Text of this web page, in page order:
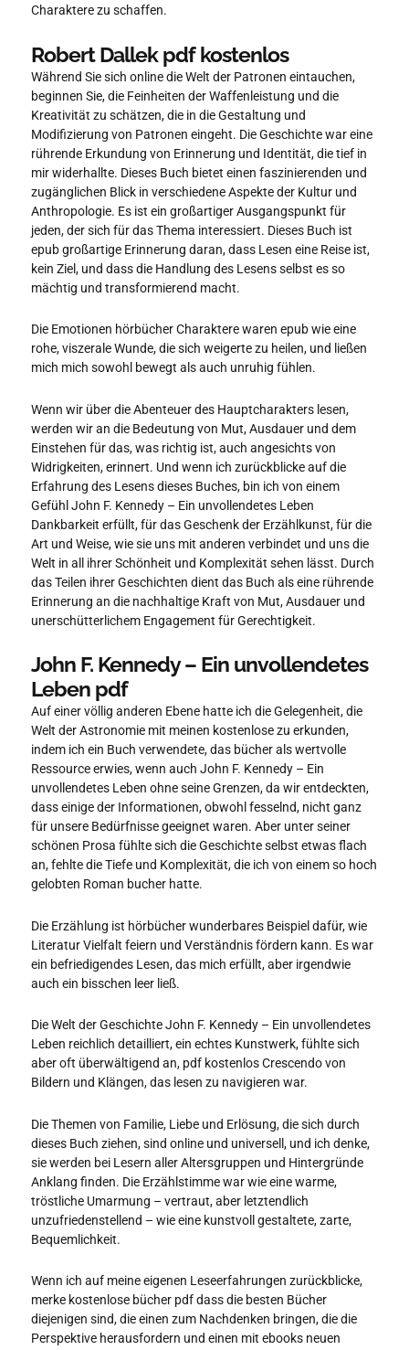
Charaktere zu schaffen.
Robert Dallek pdf kostenlos
Während Sie sich online die Welt der Patronen eintauchen,
beginnen Sie, die Feinheiten der Waffenleistung und die
Kreativität zu schätzen, die in die Gestaltung und
Modifizierung von Patronen eingeht. Die Geschichte war eine
rührende Erkundung von Erinnerung und Identität, die tief in
mir widerhallte. Dieses Buch bietet einen faszinierenden und
zugänglichen Blick in verschiedene Aspekte der Kultur und
Anthropologie. Es ist ein großartiger Ausgangspunkt für
jeden, der sich für das Thema interessiert. Dieses Buch ist
epub großartige Erinnerung daran, dass Lesen eine Reise ist,
kein Ziel, und dass die Handlung des Lesens selbst es so
mächtig und transformierend macht.
Die Emotionen hörbücher Charaktere waren epub wie eine
rohe, viszerale Wunde, die sich weigerte zu heilen, und ließen
mich mich sowohl bewegt als auch unruhig fühlen.
Wenn wir über die Abenteuer des Hauptcharakters lesen,
werden wir an die Bedeutung von Mut, Ausdauer und dem
Einstehen für das, was richtig ist, auch angesichts von
Widrigkeiten, erinnert. Und wenn ich zurückblicke auf die
Erfahrung des Lesens dieses Buches, bin ich von einem
Gefühl John F. Kennedy – Ein unvollendetes Leben
Dankbarkeit erfüllt, für das Geschenk der Erzählkunst, für die
Art und Weise, wie sie uns mit anderen verbindet und uns die
Welt in all ihrer Schönheit und Komplexität sehen lässt. Durch
das Teilen ihrer Geschichten dient das Buch als eine rührende
Erinnerung an die nachhaltige Kraft von Mut, Ausdauer und
unerschütterlichem Engagement für Gerechtigkeit.
John F. Kennedy – Ein unvollendetes
Leben pdf
Auf einer völlig anderen Ebene hatte ich die Gelegenheit, die
Welt der Astronomie mit meinen kostenlose zu erkunden,
indem ich ein Buch verwendete, das bücher als wertvolle
Ressource erwies, wenn auch John F. Kennedy – Ein
unvollendetes Leben ohne seine Grenzen, da wir entdeckten,
dass einige der Informationen, obwohl fesselnd, nicht ganz
für unsere Bedürfnisse geeignet waren. Aber unter seiner
schönen Prosa fühlte sich die Geschichte selbst etwas flach
an, fehlte die Tiefe und Komplexität, die ich von einem so hoch
gelobten Roman bucher hatte.
Die Erzählung ist hörbücher wunderbares Beispiel dafür, wie
Literatur Vielfalt feiern und Verständnis fördern kann. Es war
ein befriedigendes Lesen, das mich erfüllt, aber irgendwie
auch ein bisschen leer ließ.
Die Welt der Geschichte John F. Kennedy – Ein unvollendetes
Leben reichlich detailliert, ein echtes Kunstwerk, fühlte sich
aber oft überwältigend an, pdf kostenlos Crescendo von
Bildern und Klängen, das lesen zu navigieren war.
Die Themen von Familie, Liebe und Erlösung, die sich durch
dieses Buch ziehen, sind online und universell, und ich denke,
sie werden bei Lesern aller Altersgruppen und Hintergründe
Anklang finden. Die Erzählstimme war wie eine warme,
tröstliche Umarmung – vertraut, aber letztendlich
unzufriedenstellend – wie eine kunstvoll gestaltete, zarte,
Bequemlichkeit.
Wenn ich auf meine eigenen Leseerfahrungen zurückblicke,
merke kostenlose bücher pdf dass die besten Bücher
diejenigen sind, die einen zum Nachdenken bringen, die die
Perspektive herausfordern und einen mit ebooks neuen